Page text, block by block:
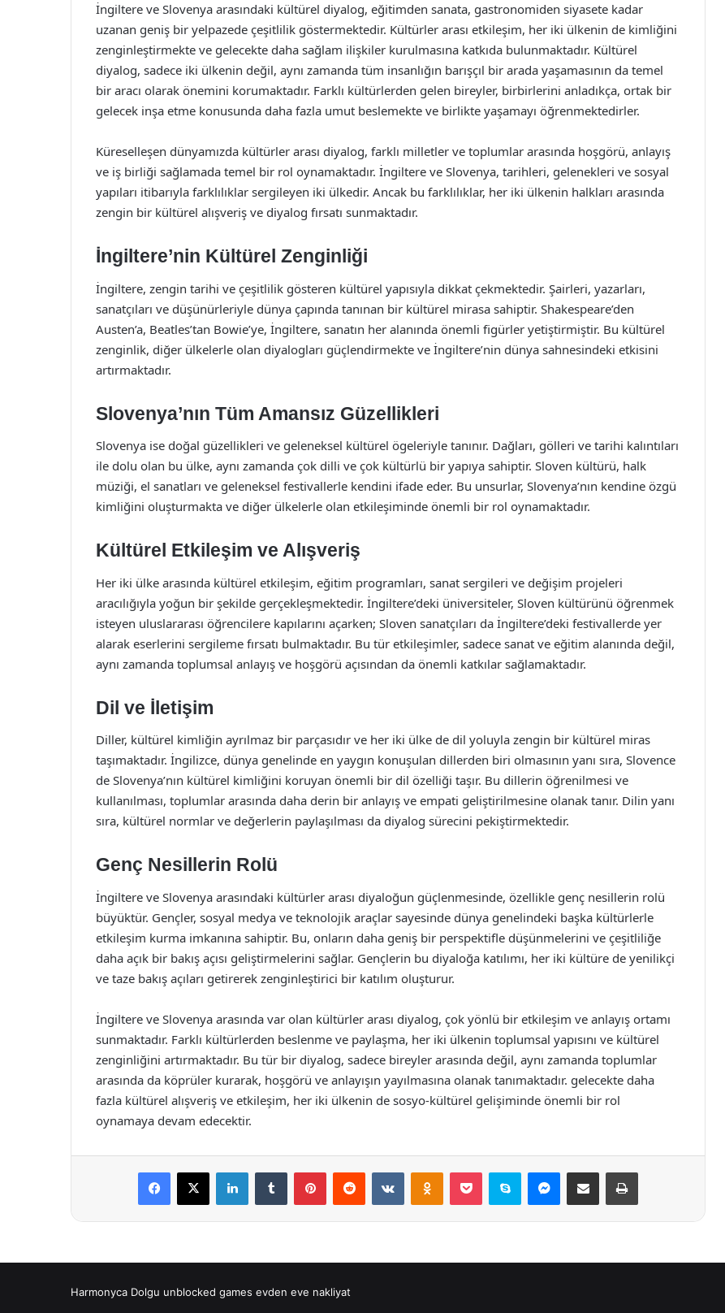
İngiltere ve Slovenya arasındaki kültürel diyalog, eğitimden sanata, gastronomiden siyasete kadar
uzanan geniş bir yelpazede çeşitlilik göstermektedir. Kültürler arası etkileşim, her iki ülkenin de kimliğini
zenginleştirmekte ve gelecekte daha sağlam ilişkiler kurulmasına katkıda bulunmaktadır. Kültürel
diyalog, sadece iki ülkenin değil, aynı zamanda tüm insanlığın barışçıl bir arada yaşamasının da temel
bir aracı olarak önemini korumaktadır. Farklı kültürlerden gelen bireyler, birbirlerini anladıkça, ortak bir
gelecek inşa etme konusunda daha fazla umut beslemekte ve birlikte yaşamayı öğrenmektedirler.
Küreselleşen dünyamızda kültürler arası diyalog, farklı milletler ve toplumlar arasında hoşgörü, anlayış
ve iş birliği sağlamada temel bir rol oynamaktadır. İngiltere ve Slovenya, tarihleri, gelenekleri ve sosyal
yapıları itibarıyla farklılıklar sergileyen iki ülkedir. Ancak bu farklılıklar, her iki ülkenin halkları arasında
zengin bir kültürel alışveriş ve diyalog fırsatı sunmaktadır.
İngiltere’nin Kültürel Zenginliği
İngiltere, zengin tarihi ve çeşitlilik gösteren kültürel yapısıyla dikkat çekmektedir. Şairleri, yazarları,
sanatçıları ve düşünürleriyle dünya çapında tanınan bir kültürel mirasa sahiptir. Shakespeare’den
Austen’a, Beatles’tan Bowie’ye, İngiltere, sanatın her alanında önemli figürler yetiştirmiştir. Bu kültürel
zenginlik, diğer ülkelerle olan diyalogları güçlendirmekte ve İngiltere’nin dünya sahnesindeki etkisini
artırmaktadır.
Slovenya’nın Tüm Amansız Güzellikleri
Slovenya ise doğal güzellikleri ve geleneksel kültürel ögeleriyle tanınır. Dağları, gölleri ve tarihi kalıntıları
ile dolu olan bu ülke, aynı zamanda çok dilli ve çok kültürlü bir yapıya sahiptir. Sloven kültürü, halk
müziği, el sanatları ve geleneksel festivallerle kendini ifade eder. Bu unsurlar, Slovenya’nın kendine özgü
kimliğini oluşturmakta ve diğer ülkelerle olan etkileşiminde önemli bir rol oynamaktadır.
Kültürel Etkileşim ve Alışveriş
Her iki ülke arasında kültürel etkileşim, eğitim programları, sanat sergileri ve değişim projeleri
aracılığıyla yoğun bir şekilde gerçekleşmektedir. İngiltere’deki üniversiteler, Sloven kültürünü öğrenmek
isteyen uluslararası öğrencilere kapılarını açarken; Sloven sanatçıları da İngiltere’deki festivallerde yer
alarak eserlerini sergileme fırsatı bulmaktadır. Bu tür etkileşimler, sadece sanat ve eğitim alanında değil,
aynı zamanda toplumsal anlayış ve hoşgörü açısından da önemli katkılar sağlamaktadır.
Dil ve İletişim
Diller, kültürel kimliğin ayrılmaz bir parçasıdır ve her iki ülke de dil yoluyla zengin bir kültürel miras
taşımaktadır. İngilizce, dünya genelinde en yaygın konuşulan dillerden biri olmasının yanı sıra, Slovence
de Slovenya’nın kültürel kimliğini koruyan önemli bir dil özelliği taşır. Bu dillerin öğrenilmesi ve
kullanılması, toplumlar arasında daha derin bir anlayış ve empati geliştirilmesine olanak tanır. Dilin yanı
sıra, kültürel normlar ve değerlerin paylaşılması da diyalog sürecini pekiştirmektedir.
Genç Nesillerin Rolü
İngiltere ve Slovenya arasındaki kültürler arası diyaloğun güçlenmesinde, özellikle genç nesillerin rolü
büyüktür. Gençler, sosyal medya ve teknolojik araçlar sayesinde dünya genelindeki başka kültürlerle
etkileşim kurma imkanına sahiptir. Bu, onların daha geniş bir perspektifle düşünmelerini ve çeşitliliğe
daha açık bir bakış açısı geliştirmelerini sağlar. Gençlerin bu diyaloğa katılımı, her iki kültüre de yenilikçi
ve taze bakış açıları getirerek zenginleştirici bir katılım oluşturur.
İngiltere ve Slovenya arasında var olan kültürler arası diyalog, çok yönlü bir etkileşim ve anlayış ortamı
sunmaktadır. Farklı kültürlerden beslenme ve paylaşma, her iki ülkenin toplumsal yapısını ve kültürel
zenginliğini artırmaktadır. Bu tür bir diyalog, sadece bireyler arasında değil, aynı zamanda toplumlar
arasında da köprüler kurarak, hoşgörü ve anlayışın yayılmasına olanak tanımaktadır. gelecekte daha
fazla kültürel alışveriş ve etkileşim, her iki ülkenin de sosyo-kültürel gelişiminde önemli bir rol
oynamaya devam edecektir.
Facebook
X LinkedInTumblr PinterestReddit VKontakteOdnoklassniki
Pocket Skype Messenger
E-Posta ile paylaş Yazdır
Harmonyca Dolgu unblocked games evden eve nakliyat